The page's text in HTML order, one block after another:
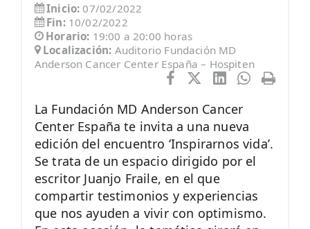
Inicio:07/02/2022
Fin: 10/02/2022
Horario: 19:00 a 20:00 horas
Localización: Auditorio Fundación MD
Anderson Cancer Center España – Hospiten
La Fundación MD Anderson Cancer
Center España te invita a una nueva
edición del encuentro ‘Inspirarnos vida’.
Se trata de un espacio dirigido por el
escritor Juanjo Fraile, en el que
compartir testimonios y experiencias
que nos ayuden a vivir con optimismo.